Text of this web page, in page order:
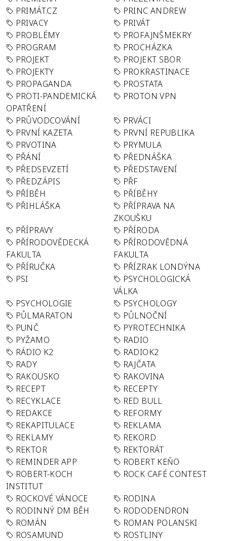
PRIMÁT.CZ
PRINC ANDREW
PRIVACY
PRIVÁT
PROBLÉMY
PROFAJNŠMEKRY
PROGRAM
PROCHÁZKA
PROJEKT
PROJEKT SBOR
PROJEKTY
PROKRASTINACE
PROPAGANDA
PROSTATA
PROTI-PANDEMICKÁ
OPATŘENÍ
PROTON VPN
PRŮVODCOVÁNÍ
PRVÁCI
PRVNÍ KAZETA
PRVNÍ REPUBLIKA
PRVOTINA
PRYMULA
PŘÁNÍ
PŘEDNÁŠKA
PŘEDSEVZETÍ
PŘEDSTAVENÍ
PŘEDZÁPIS
PŘF
PŘÍBĚH
PŘÍBĚHY
PŘIHLÁŠKA
PŘÍPRAVA NA
ZKOUŠKU
PŘÍPRAVY
PŘÍRODA
PŘÍRODOVĚDECKÁ
FAKULTA
PŘÍRODOVĚDNÁ
FAKULTA
PŘÍRUČKA
PŘÍZRAK LONDÝNA
PSI
PSYCHOLOGICKÁ
VÁLKA
PSYCHOLOGIE
PSYCHOLOGY
PŮLMARATON
PŮLNOČNÍ
PUNČ
PYROTECHNIKA
PYŽAMO
RADIO
RÁDIO K2
RADIOK2
RADY
RAJČATA
RAKOUSKO
RAKOVINA
RECEPT
RECEPTY
RECYKLACE
RED BULL
REDAKCE
REFORMY
REKAPITULACE
REKLAMA
REKLAMY
REKORD
REKTOR
REKTORÁT
REMINDER APP
ROBERT KEŇO
ROBERT-KOCH
INSTITUT
ROCK CAFÉ CONTEST
ROCKOVÉ VÁNOCE
RODINA
RODINNÝ DM BĚH
RODODENDRON
ROMÁN
ROMAN POLANSKI
ROSAMUND
ROSTLINY